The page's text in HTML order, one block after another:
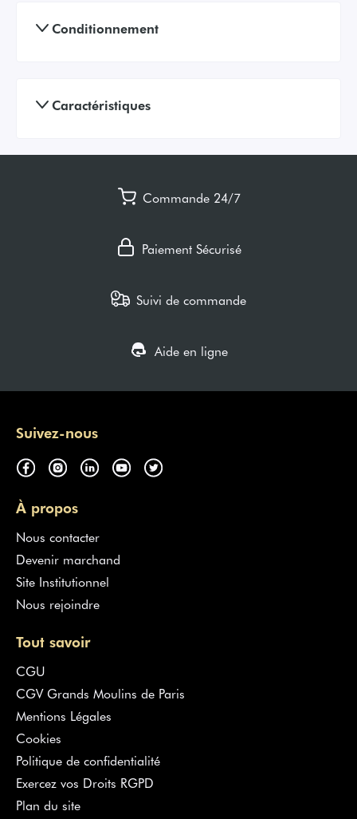
Conditionnement
Caractéristiques
Commande 24/7
Paiement Sécurisé
Suivi de commande
Aide en ligne
Suivez-nous
À propos
Nous contacter
Devenir marchand
Site Institutionnel
Nous rejoindre
Tout savoir
CGU
CGV Grands Moulins de Paris
Mentions Légales
Cookies
Politique de confidentialité
Exercez vos Droits RGPD
Plan du site